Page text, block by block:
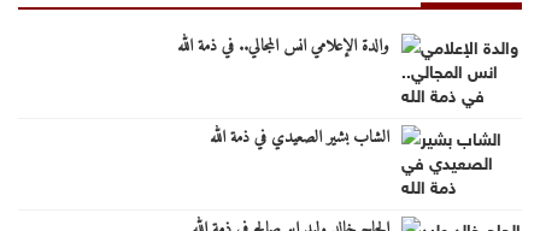
والدة الإعلامي انس المجالي.. في ذمة الله
الشاب بشير الصعيدي في ذمة الله